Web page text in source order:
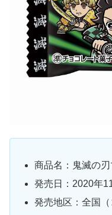
商品名：鬼滅の刃
発売日：2020年
発売地区：全国（